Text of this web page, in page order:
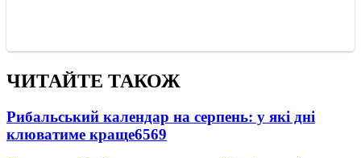
ЧИТАЙТЕ ТАКОЖ
Рибальський календар на серпень: у які дні
клюватиме краще6569